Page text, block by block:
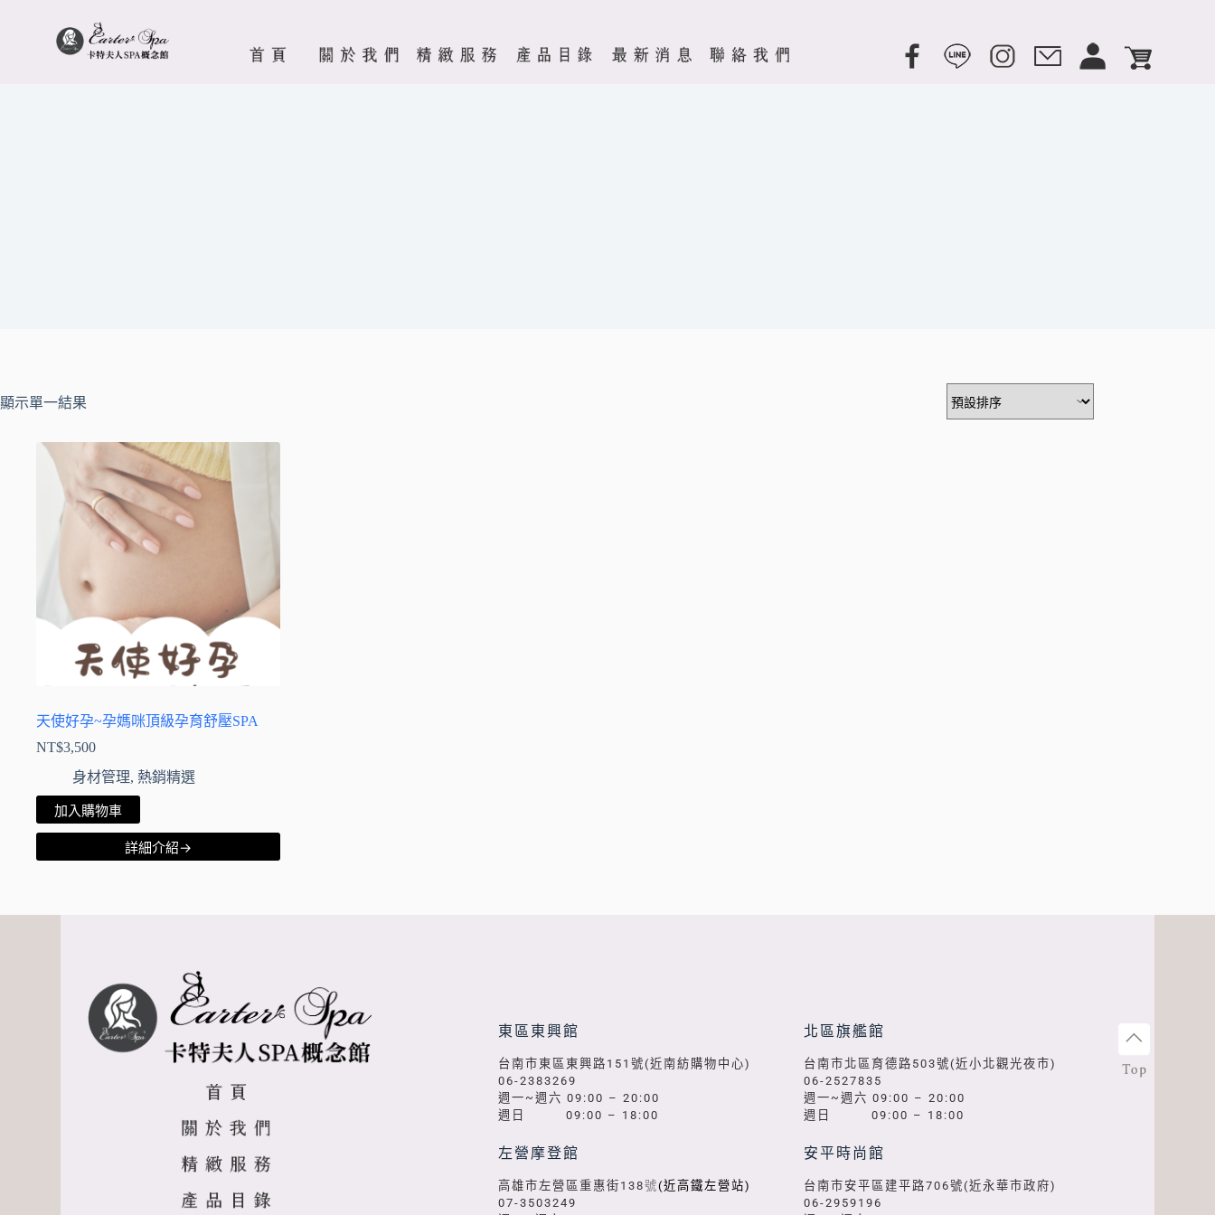
顯示單一結果
天使好孕~孕媽咪頂級孕育舒壓SPA
NT$3,500
身材管理, 熱銷精選
加入購物車
詳細介紹→
東區東興館
台南市東區東興路151號(近南紡購物中心)
06-2383269
週一~週六 09:00 – 20:00
週日 09:00 – 18:00
左營摩登館
高雄市左營區重惠街138號(近高鐵左營站)
07-3503249
北區旗艦館
台南市北區育德路503號(近小北觀光夜市)
06-2527835
週一~週六 09:00 – 20:00
週日 09:00 – 18:00
安平時尚館
台南市安平區建平路706號(近永華市政府)
06-2959196